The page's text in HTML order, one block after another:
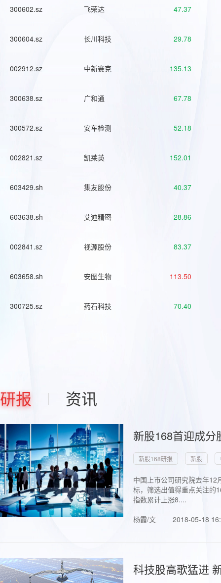
300602.sz 飞荣达 47.37
300604.sz 长川科技 29.78
002912.sz 中新赛克 135.13
300638.sz 广和通 67.78
300572.sz 安车检测 52.18
002821.sz 凯莱英 152.01
603429.sh 集友股份 40.37
603638.sh 艾迪精密 28.86
002841.sz 视源股份 83.37
603658.sh 安图生物 113.50
300725.sz 药石科技 70.40
研报 资讯
新股168首迎成
新股168研报 新股
中国上市公司研究院去年
标，筛选出值得重点关注的
指数累计上涨8....
杨霞/文
2018-05-18
科技股高歌猛进